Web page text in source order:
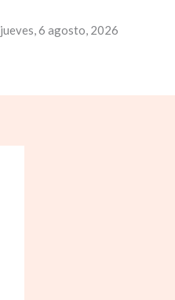
jueves, 6 agosto, 2026